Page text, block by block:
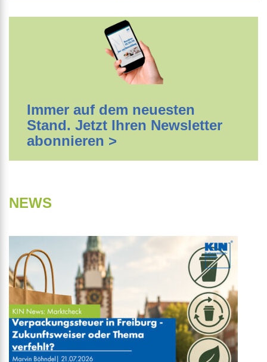
Immer auf dem neuesten
Stand. Jetzt Ihren Newsletter
abonnieren >
NEWS